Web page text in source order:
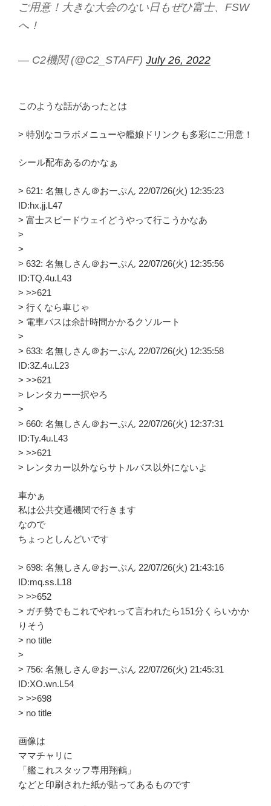
ご用意！大きな大会のない日もぜひ富士、FSW
へ！
— C2機関 (@C2_STAFF) July 26, 2022
このような話があったとは
> 特別なコラボメニューや艦娘ドリンクも多彩にご用意！
シール配布あるのかなぁ
> 621: 名無しさん＠おーぷん 22/07/26(火) 12:35:23
ID:hx.jj.L47
> 富士スピードウェイどうやって行こうかなあ
>
>
> 632: 名無しさん＠おーぷん 22/07/26(火) 12:35:56
ID:TQ.4u.L43
> >>621
> 行くなら車じゃ
> 電車バスは余計時間かかるクソルート
>
> 633: 名無しさん＠おーぷん 22/07/26(火) 12:35:58
ID:3Z.4u.L23
> >>621
> レンタカー一択やろ
>
> 660: 名無しさん＠おーぷん 22/07/26(火) 12:37:31
ID:Ty.4u.L43
> >>621
> レンタカー以外ならサトルバス以外にないよ
車かぁ
私は公共交通機関で行きます
なので
ちょっとしんどいです
> 698: 名無しさん＠おーぷん 22/07/26(火) 21:43:16
ID:mq.ss.L18
> >>652
> ガチ勢でもこれでやれって言われたら151分くらいかか
りそう
> no title
>
> 756: 名無しさん＠おーぷん 22/07/26(火) 21:45:31
ID:XO.wn.L54
> >>698
> no title
画像は
ママチャリに
「艦これスタッフ専用翔鶴」
などと印刷された紙が貼ってあるものです